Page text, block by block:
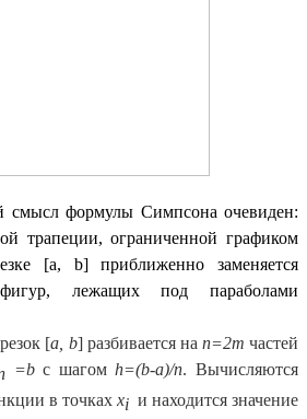
формулы Симпсона очевиден:
трапеции, ограниченной графиком
[a, b] приближенно заменяется
лежащих под параболами
[a, b] разбивается на n=2m частей
=bс шагомh=(b-a)/n. Вычисляются
в точках xi и находится значение